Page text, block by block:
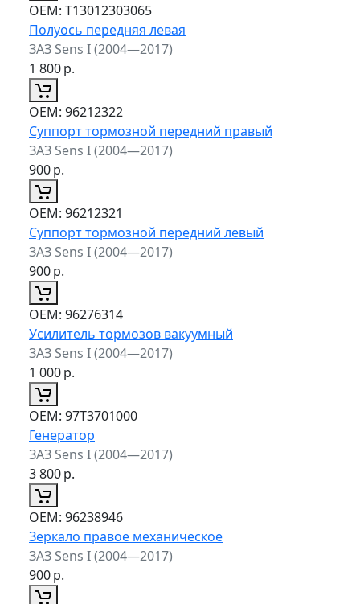
ОЕМ: T13012303065
Полуось передняя левая
ЗАЗ Sens I (2004—2017)
1 800р.
ОЕМ: 96212322
Суппорт тормозной передний правый
ЗАЗ Sens I (2004—2017)
900р.
ОЕМ: 96212321
Суппорт тормозной передний левый
ЗАЗ Sens I (2004—2017)
900р.
ОЕМ: 96276314
Усилитель тормозов вакуумный
ЗАЗ Sens I (2004—2017)
1 000р.
ОЕМ: 97T3701000
Генератор
ЗАЗ Sens I (2004—2017)
3 800р.
ОЕМ: 96238946
Зеркало правое механическое
ЗАЗ Sens I (2004—2017)
900р.